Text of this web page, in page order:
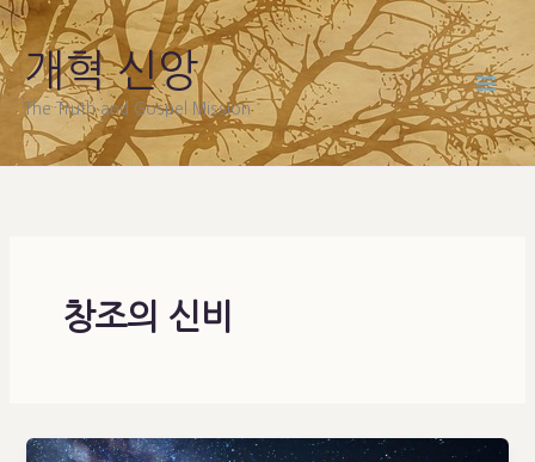
Skip
to
content
개혁 신앙
The Truth and Gospel Mission
창조의 신비